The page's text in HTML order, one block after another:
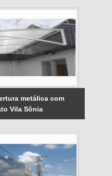
metálica com
Vila Sônia